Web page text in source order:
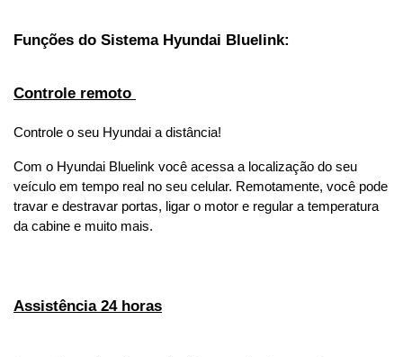
Funções do Sistema Hyundai Bluelink:
Controle remoto
Controle o seu Hyundai a distância!
Com o Hyundai Bluelink você acessa a localização do seu
veículo em tempo real no seu celular. Remotamente, você pode
travar e destravar portas, ligar o motor e regular a temperatura
da cabine e muito mais.
Assistência 24 horas